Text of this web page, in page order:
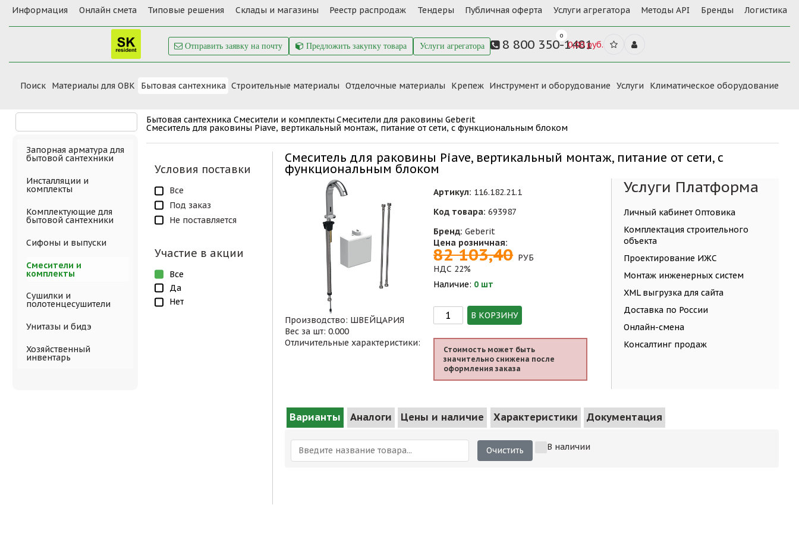
Информация Онлайн смета Типовые решения Склады и магазины Реестр распродаж Тендеры Публичная оферта Услуги агрегатора Методы API Бренды Логистика
Отправить заявку на почту Предложить закупку товара Услуги агрегатора 8 800 350-1481
0
0,00 руб.
Поиск Материалы для ОВК Бытовая сантехника Cтроительные материалы Отделочные материалы Крепеж Инструмент и оборудование Услуги Климатическое оборудование
Бытовая сантехника Смесители и комплектыСмесители для раковины Geberit
Смеситель для раковины Piave, вертикальный монтаж, питание от сети, с функциональным блоком
Условия поставки
Все
Под заказ
Не поставляется
Участие в акции
Все
Да
Нет
Смеситель для раковины Piave, вертикальный монтаж, питание от сети, с
функциональным блоком
Производство: ШВЕЙЦАРИЯ
Вес за шт: 0.000
Отличительные характеристики:
Артикул: 116.182.21.1
Код товара: 693987
Бренд: Geberit
Цена розничная:
82 103,40 РУБ
НДС 22%
Наличие: 0 шт
В КОРЗИНУ
Стоимость может быть
значительно снижена после
оформления заказа
Услуги Платформа
Личный кабинет Оптовика
Комплектация строительного
объекта
Проектирование ИЖС
Монтаж инженерных систем
XML выгрузка для сайта
Доставка по России
Онлайн-смена
Консалтинг продаж
Варианты Аналоги Цены и наличие Характеристики Документация
Очистить В наличии
Запорная арматура для
бытовой сантехники
Инсталляции и
комплекты
Комплектующие для
бытовой сантехники
Сифоны и выпуски
Смесители и
комплекты
Сушилки и
полотенцесушители
Унитазы и бидэ
Хозяйственный
инвентарь